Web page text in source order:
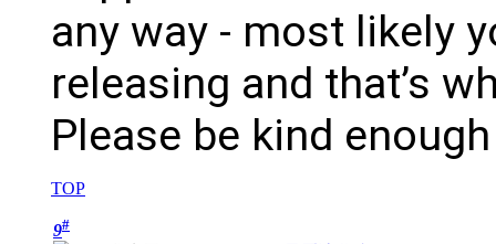
any way - most likely
releasing and that’s
Please be kind
TOP
9#